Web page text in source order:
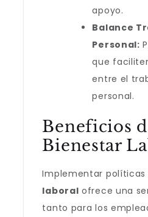
apoyo.
Balance
Personal:
que
entre el
personal.
Beneficios
Bienestar
Implementar políticas
laboral ofrece una
tanto para los